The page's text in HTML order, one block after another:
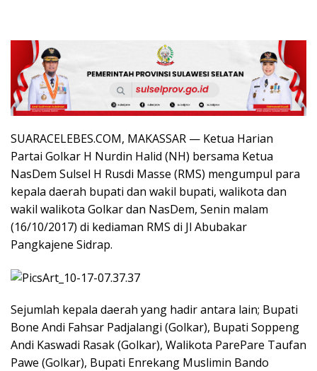
SUARACELEBES.COM, MAKASSAR — Ketua Harian
Partai Golkar H Nurdin Halid (NH) bersama Ketua
NasDem Sulsel H Rusdi Masse (RMS) mengumpul para
kepala daerah bupati dan wakil bupati, walikota dan
wakil walikota Golkar dan NasDem, Senin malam
(16/10/2017) di kediaman RMS di Jl Abubakar
Pangkajene Sidrap.
Sejumlah kepala daerah yang hadir antara lain; Bupati
Bone Andi Fahsar Padjalangi (Golkar), Bupati Soppeng
Andi Kaswadi Rasak (Golkar), Walikota ParePare Taufan
Pawe (Golkar), Bupati Enrekang Muslimin Bando